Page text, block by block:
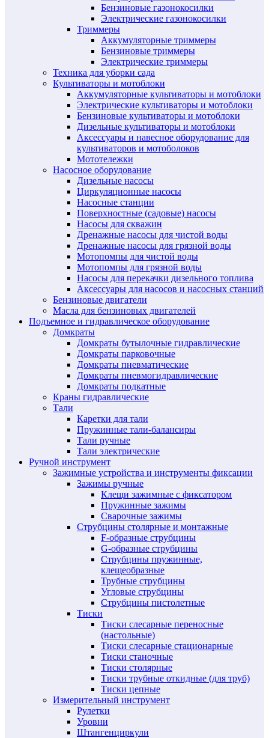
Бензиновые газонокосилки
Электрические газонокосилки
Триммеры
Аккумуляторные триммеры
Бензиновые триммеры
Электрические триммеры
Техника для уборки сада
Культиваторы и мотоблоки
Аккумуляторные культиваторы и мотоблоки
Электрические культиваторы и мотоблоки
Бензиновые культиваторы и мотоблоки
Дизельные культиваторы и мотоблоки
Аксессуары и навесное оборудование для
культиваторов и мотоболоков
Мототележки
Насосное оборудование
Дизельные насосы
Циркуляционные насосы
Насосные станции
Поверхностные (садовые) насосы
Насосы для скважин
Дренажные насосы для чистой воды
Дренажные насосы для грязной воды
Мотопомпы для чистой воды
Мотопомпы для грязной воды
Насосы для перекачки дизельного топлива
Аксессуары для насосов и насосных станций
Бензиновые двигатели
Масла для бензиновых двигателей
Подъемное и гидравлическое оборудование
Домкраты
Домкраты бутылочные гидравлические
Домкраты парковочные
Домкраты пневматические
Домкраты пневмогидравлические
Домкраты подкатные
Краны гидравлические
Тали
Каретки для тали
Пружинные тали-балансиры
Тали ручные
Тали электрические
Ручной инструмент
Зажимные устройства и инструменты фиксации
Зажимы ручные
Клещи зажимные с фиксатором
Пружинные зажимы
Сварочные зажимы
Струбцины столярные и монтажные
F-образные струбцины
G-образные струбцины
Струбцины пружинные,
клещеобразные
Трубные струбцины
Угловые струбцины
Струбцины пистолетные
Тиски
Тиски слесарные переносные
(настольные)
Тиски слесарные стационарные
Тиски станочные
Тиски столярные
Тиски трубные откидные (для труб)
Тиски цепные
Измерительный инструмент
Рулетки
Уровни
Штангенциркули